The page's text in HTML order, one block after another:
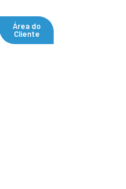
Área do
Cliente